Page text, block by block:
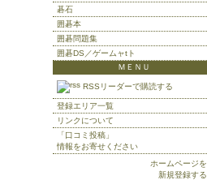
碁石
囲碁本
囲碁問題集
囲碁DS／ゲームャtト
ＭＥＮＵ
RSSリーダーで購読する
登録エリア一覧
リンクについて
「口コミ投稿」
情報をお寄せください
ホームページを
新規登録する